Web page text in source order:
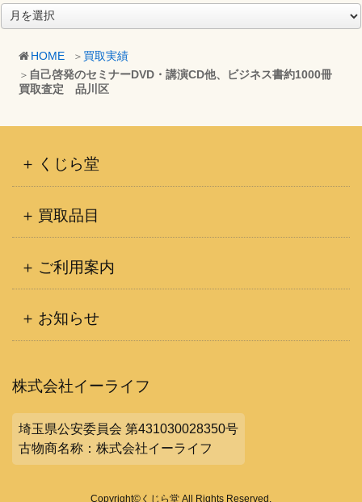
HOME
買取実績
自己啓発のセミナーDVD・講演CD他、ビジネス書約1000冊
買取査定 品川区
ア
ー
くじら堂
買取品目
ご利用案内
お知らせ
株式会社イーライフ
埼玉県公安委員会 第431030028350号
古物商名称：株式会社イーライフ
Copyright©くじら堂 All Rights Reserved.